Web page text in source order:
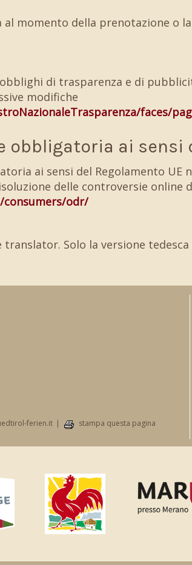
momento della prenotazione o
di trasparenza e di
modifiche
faces/
obbligatoria ai sensi
ai sensi del Regolamento UE
delle controversie online
consumers/odr/
Solo la versione
ferien.it | stampa questa pagina